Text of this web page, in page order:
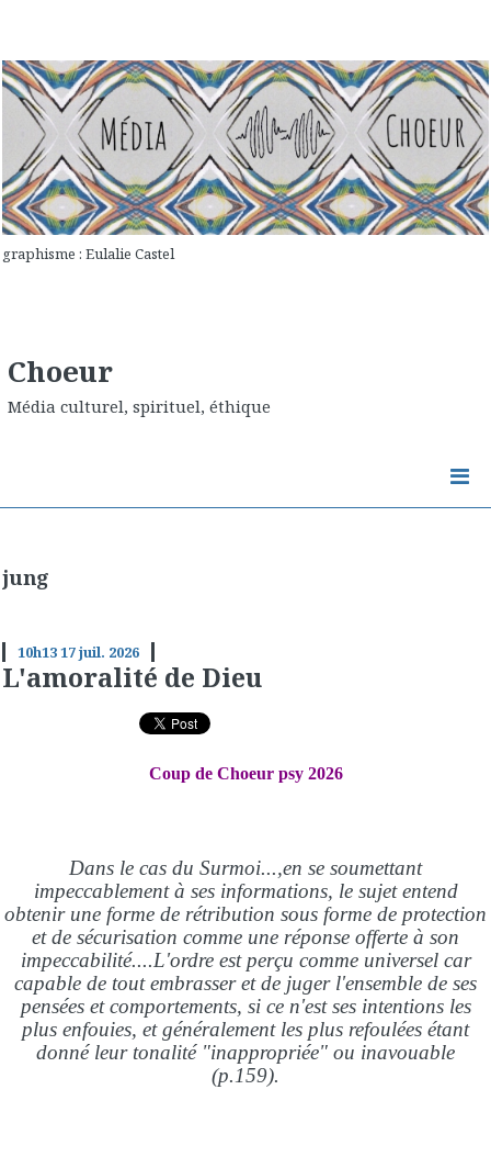
graphisme : Eulalie Castel
Choeur
Média culturel, spirituel, éthique
jung
10h1317juil. 2026
L'amoralité de Dieu
Coup de Choeur psy 2026
Dans le cas du Surmoi...,en se soumettant
impeccablement à ses informations, le sujet entend
obtenir une forme de rétribution sous forme de protection
et de sécurisation comme une réponse offerte à son
impeccabilité....L'ordre est perçu comme universel car
capable de tout embrasser et de juger l'ensemble de ses
pensées et comportements, si ce n'est ses intentions les
plus enfouies, et généralement les plus refoulées étant
donné leur tonalité "inappropriée" ou inavouable
(p.159).